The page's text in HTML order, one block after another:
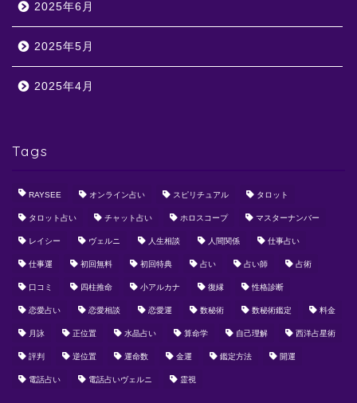
2025年6月
2025年5月
2025年4月
Tags
RAYSEE オンライン占い スピリチュアル タロット
タロット占い チャット占い ホロスコープ マスターナンバー
レイシー ヴェルニ 人生相談 人間関係 仕事占い
仕事運 初回無料 初回特典 占い 占い師 占術
口コミ 四柱推命 小アルカナ 復縁 性格診断
恋愛占い 恋愛相談 恋愛運 数秘術 数秘術鑑定 料金
月詠 正位置 水晶占い 算命学 自己理解 西洋占星術
評判 逆位置 運命数 金運 鑑定方法 開運
電話占い 電話占いヴェルニ 霊視